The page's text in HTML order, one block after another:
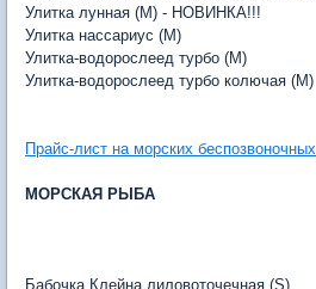
Улитка лунная (M) - НОВИНКА!!!
Улитка нассариус (M)
Улитка-водорослеед турбо (M)
Улитка-водорослеед турбо колючая (M)
Прайс-лист на морских беспозвоночных
МОРСКАЯ РЫБА
Бабочка Клейна лиловоточечная (S)